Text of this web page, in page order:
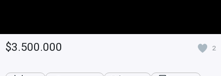
$3.500.000 2